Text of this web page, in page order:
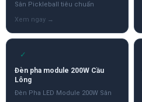
Sân Pickleball tiêu chuẩn
✓
Đèn pha module 200W Cầu
Lông
Đèn Pha LED Module 200W Sân